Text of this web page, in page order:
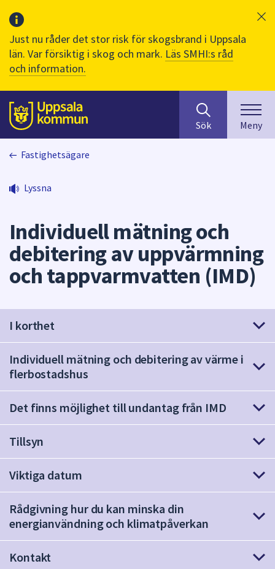
Just nu råder det stor risk för skogsbrand i Uppsala
län. Var försiktig i skog och mark. Läs SMHI:s råd
och information.
Till sidans
huvudinnehåll
efter
innehåll
på
i
sökfältet
kommer
sökförslag
Använd
piltangenterna
att
navigera
mellan
att
välja
något
av
Sök Meny
Fastighetsägare
Lyssna
Individuell mätning och
debitering av uppvärmning
och tappvarmvatten (IMD)
I korthet
Individuell mätning och debitering av värme i
flerbostadshus
Det finns möjlighet till undantag från IMD
Tillsyn
Viktiga datum
Rådgivning hur du kan minska din
energianvändning och klimatpåverkan
Kontakt